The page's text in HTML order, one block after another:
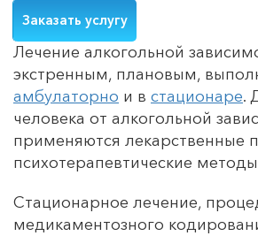
Заказать услугу
Лечение алкогольной
экстренным, плановым,
амбулаторно и в стационаре.
человека от алкогольной
применяются лекарственные
психотерапевтические
Стационарное лечение,
медикаментозного